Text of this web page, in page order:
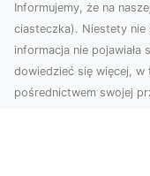
Informujemy, że na
ciasteczka). Niestety nie
informacja nie pojawiała
dowiedzieć się więcej,
pośrednictwem swojej